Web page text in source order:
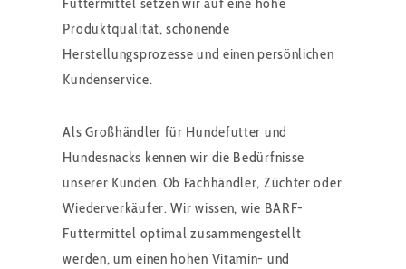
Futtermittel setzen wir auf eine hohe
Produktqualität, schonende
Herstellungsprozesse und einen persönlichen
Kundenservice.
Als Großhändler für Hundefutter und
Hundesnacks kennen wir die Bedürfnisse
unserer Kunden. Ob Fachhändler, Züchter oder
Wiederverkäufer. Wir wissen, wie BARF-
Futtermittel optimal zusammengestellt
werden, um einen hohen Vitamin- und